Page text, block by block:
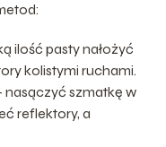
ilość pasty nałożyć
kolistymi ruchami.
nasączyć szmatkę w
reflektory, a